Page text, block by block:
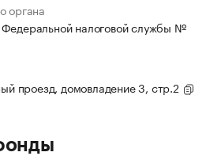
органа
налоговой службы №
проезд, домовладение 3, стр.2